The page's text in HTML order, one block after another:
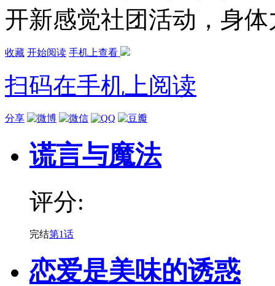
开新感觉社团活动，身
收藏 开始阅读 手机上查看
扫码在手机上阅读
分享
谎言与魔法
评分:
完结第1话
恋爱是美味的诱惑